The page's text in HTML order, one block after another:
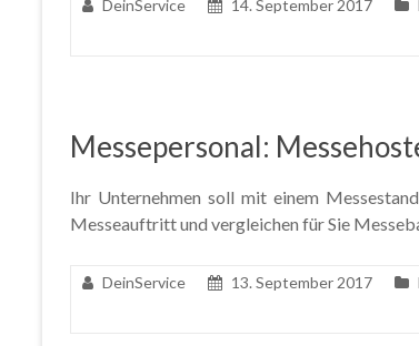
DeinService 14. September 2017
Messepersonal:
Ihr Unternehmen soll mit einem
Messeauftritt und vergleichen für Sie
DeinService 13. September 2017